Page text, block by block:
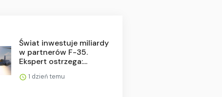
Świat inwestuje miliardy
w partnerów F-35.
Ekspert ostrzega:...
1 dzień temu